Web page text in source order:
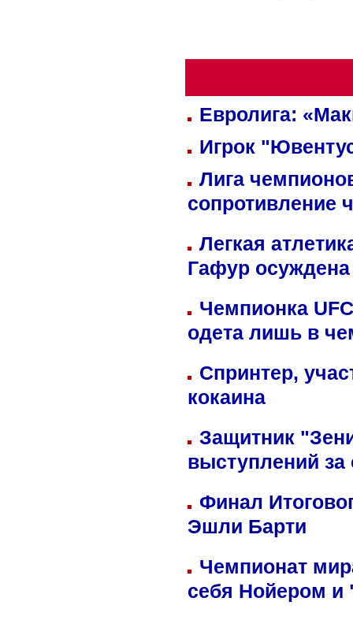
Евролига:
Игрок
Лига
сопротивление
Легкая
Гафур осуждена
Чемпионка
одета лишь в
Спринтер,
кокаина
Защитник
выступлений
Финал
Эшли Барти
Чемпионат
себя Нойером и